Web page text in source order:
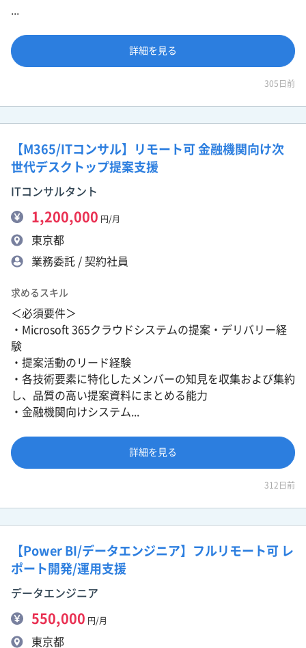
詳細を見る
305日前
【M365/ITコンサル】リモート可 金融機関向け次
世代デスクトップ提案支援
ITコンサルタント
1,200,000 円/月
東京都
業務委託 / 契約社員
求めるスキル
＜必須要件＞
・Microsoft 365クラウドシステムの提案・デリバリー経
験
・提案活動のリード経験
・各技術要素に特化したメンバーの知見を収集および集約
し、品質の高い提案資料にまとめる能力
・金融機関向けシステム...
詳細を見る
312日前
【Power BI/データエンジニア】フルリモート可 レ
ポート開発/運用支援
データエンジニア
550,000 円/月
東京都